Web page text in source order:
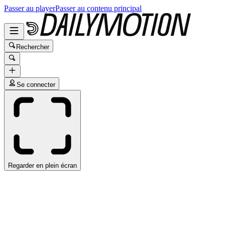
Passer au playerPasser au contenu principal
Rechercher
Se connecter
Regarder en plein écran